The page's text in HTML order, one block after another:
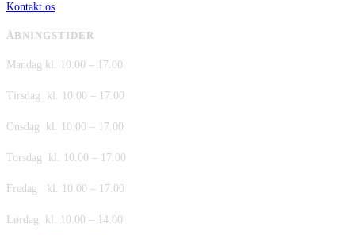
Kontakt os
ÅBNINGSTIDER
Mandag kl. 10.00 – 17.00
Tirsdag kl. 10.00 – 17.00
Onsdag kl. 10.00 – 17.00
Torsdag kl. 10.00 – 17.00
Fredag kl. 10.00 – 17.00
Lørdag kl. 10.00 – 14.00